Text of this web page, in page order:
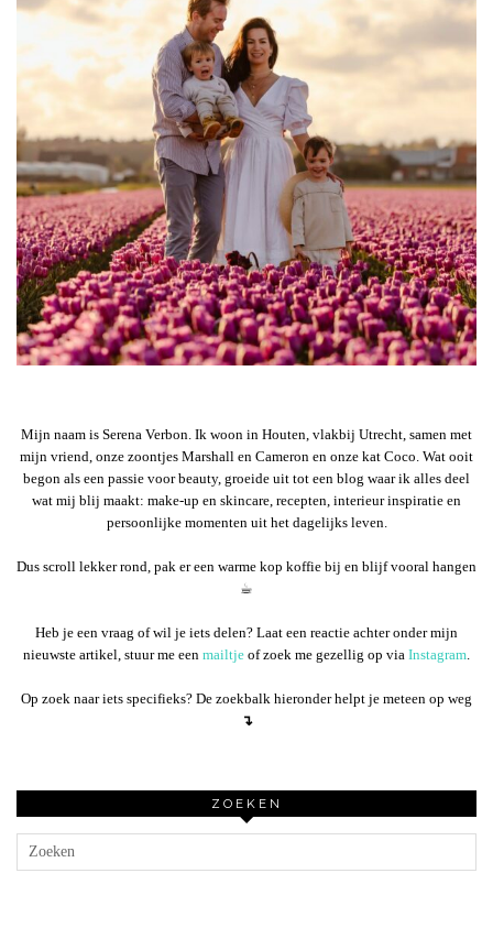
Mijn naam is Serena Verbon. Ik woon in Houten, vlakbij Utrecht, samen met
mijn vriend, onze zoontjes Marshall en Cameron en onze kat Coco. Wat ooit
begon als een passie voor beauty, groeide uit tot een blog waar ik alles deel
wat mij blij maakt: make-up en skincare, recepten, interieur inspiratie en
persoonlijke momenten uit het dagelijks leven.
Dus scroll lekker rond, pak er een warme kop koffie bij en blijf vooral hangen
☕︎
Heb je een vraag of wil je iets delen? Laat een reactie achter onder mijn
nieuwste artikel, stuur me een mailtje of zoek me gezellig op via Instagram
Op zoek naar iets specifieks? De zoekbalk hieronder helpt je meteen op weg
↴
ZOEKEN